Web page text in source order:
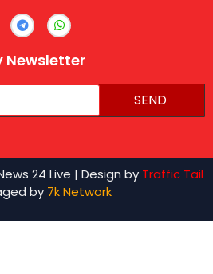
Newsletter
SEND
24 Live | Design by Traffic Tail
by 7k Network